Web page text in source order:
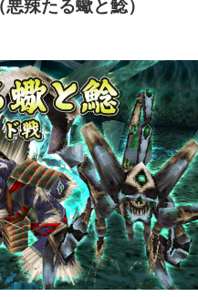
辣たる蠍と鯰）